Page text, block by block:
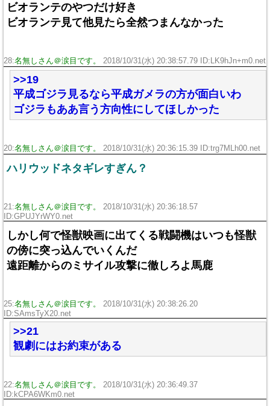
ビオランテのやつだけ好き
ビオランテ見て他見たら全然つまんなかった
28:名無しさん＠涙目です。 2018/10/31(水) 20:38:57.79 ID:LK9hJn+m0.net
>>19
平成ゴジラ見るなら平成ガメラの方が面白いわ
ゴジラもああ言う方向性にしてほしかった
20:名無しさん＠涙目です。 2018/10/31(水) 20:36:15.39 ID:trg7MLh00.net
ハリウッドネタギレすぎん？
21:名無しさん＠涙目です。
2018/10/31(水) 20:36:18.57
ID:GPUJYrWY0.net
しかし何で怪獣映画に出てくる戦闘機はいつも怪獣
の傍に突っ込んでいくんだ
遠距離からのミサイル攻撃に徹しろよ馬鹿
25:名無しさん＠涙目です。
2018/10/31(水) 20:38:26.20
ID:SAmsTyX20.net
>>21
観劇にはお約束がある
22:名無しさん＠涙目です。
2018/10/31(水) 20:36:49.37
ID:kCPA6WKm0.net